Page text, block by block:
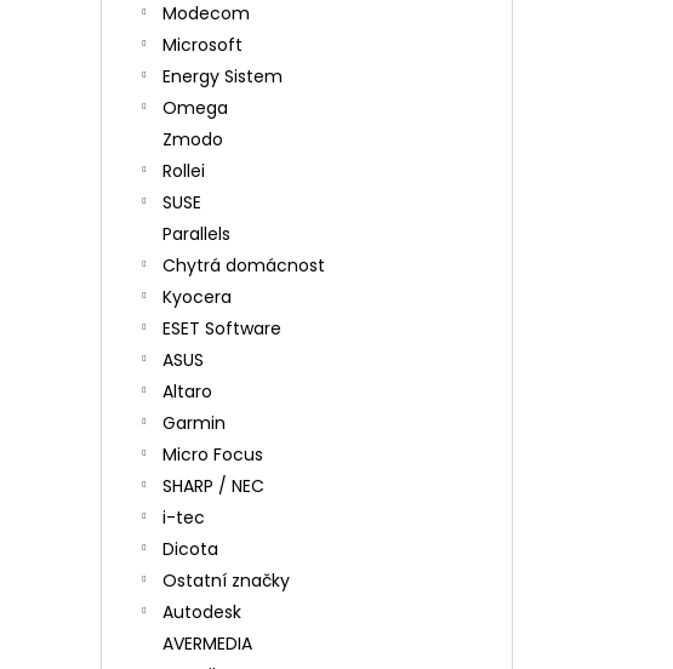
Modecom
Microsoft
Energy Sistem
Omega
Zmodo
Rollei
SUSE
Parallels
Chytrá domácnost
Kyocera
ESET Software
ASUS
Altaro
Garmin
Micro Focus
SHARP / NEC
i-tec
Dicota
Ostatní značky
Autodesk
AVERMEDIA